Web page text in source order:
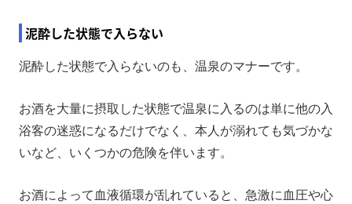
泥酔した状態で入らない
泥酔した状態で入らないのも、温泉のマナーです。
お酒を大量に摂取した状態で温泉に入るのは単に他の入
浴客の迷惑になるだけでなく、本人が溺れても気づかな
いなど、いくつかの危険を伴います。
お酒によって血液循環が乱れていると、急激に血圧や心